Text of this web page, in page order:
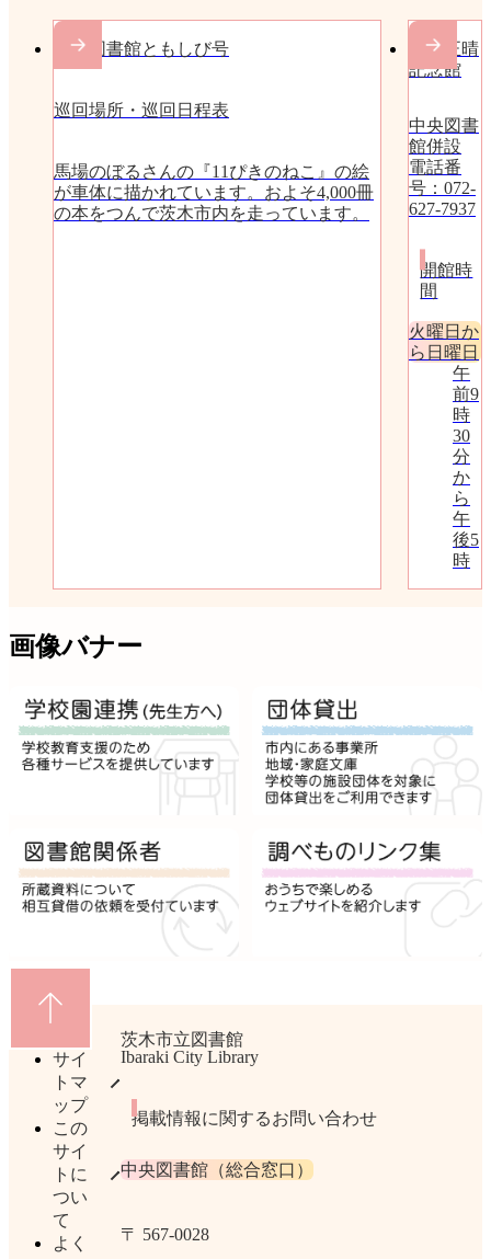
移動図書館ともしび号
巡回場所・巡回日程表
馬場のぼるさんの『11ぴきのねこ』の絵
が車体に描かれています。およそ4,000冊
の本をつんで茨木市内を走っています。
富士正晴
記念館
中央図書
館併設
電話番
号：072-
627-7937
開館時
間
火曜日か
ら日曜日
午
前9
時
30
分
か
ら
午
後5
時
画像バナー
サイ
トマ
ップ
この
サイ
トに
つい
て
よく
茨木市立図書館
Ibaraki City Library
掲載情報に関するお問い合わせ
中央図書館（総合窓口）
〒 567​-​0028